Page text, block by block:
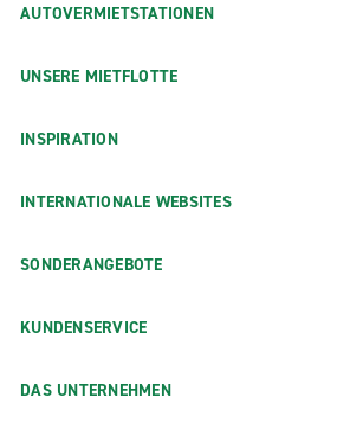
AUTOVERMIETSTATIONEN
UNSERE MIETFLOTTE
INSPIRATION
INTERNATIONALE WEBSITES
SONDERANGEBOTE
KUNDENSERVICE
DAS UNTERNEHMEN